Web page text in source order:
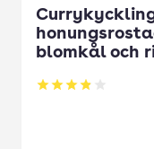
blomkål och
Betyg: 3.89 av 5